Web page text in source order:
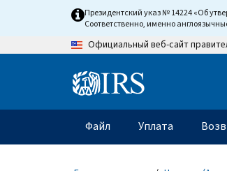
content
Президентский указ № 14224 «Об
Соответственно, именно
Официальный веб-сайт
Information
Главное
меню
Файл Уплата